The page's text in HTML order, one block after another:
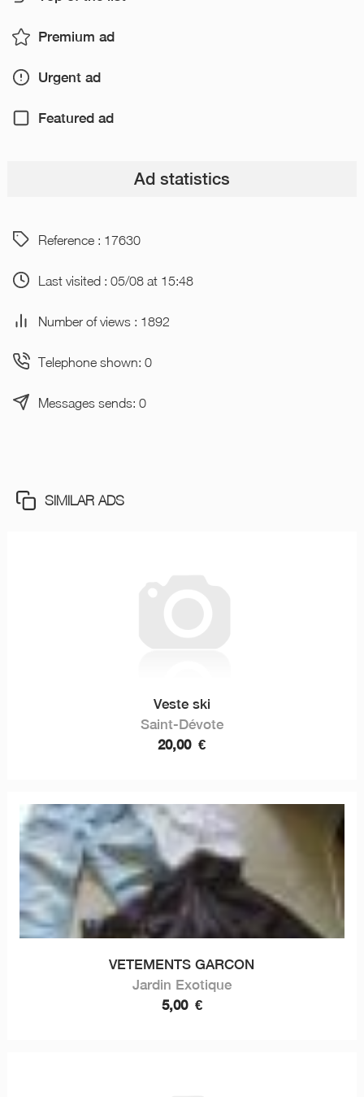
Premium ad
Urgent ad
Featured ad
Ad statistics
Reference : 17630
Last visited : 05/08 at 15:48
Number of views : 1892
Telephone shown: 0
Messages sends: 0
SIMILAR ADS
Veste ski
Saint-Dévote
20,00 €
VETEMENTS GARCON
Jardin Exotique
5,00 €